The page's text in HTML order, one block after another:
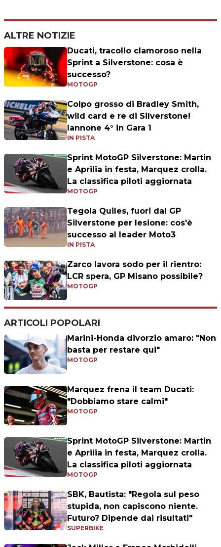
ALTRE NOTIZIE
Ducati, tracollo clamoroso nella
Sprint a Silverstone: cosa è
successo?
MOTOGP
Colpo grosso di Bradley Smith,
wild card e re di Silverstone!
Iannone 4° in Gara 1
IN PISTA
Sprint MotoGP Silverstone: Martin
e Aprilia in festa, Marquez crolla.
La classifica piloti aggiornata
MOTOGP
Tegola Quiles, fuori dal GP
Silverstone per lesione: cos'è
successo al leader Moto3
IN PISTA
Zarco lavora sodo per il rientro:
LCR spera, GP Misano possibile?
MOTOGP
ARTICOLI POPOLARI
Marini-Honda divorzio amaro: "Non
basta per restare qui"
MOTOGP
Marquez frena il team Ducati:
"Dobbiamo stare calmi"
MOTOGP
Sprint MotoGP Silverstone: Martin
e Aprilia in festa, Marquez crolla.
La classifica piloti aggiornata
MOTOGP
SBK, Bautista: "Regola sul peso
stupida, non capiscono niente.
Futuro? Dipende dai risultati"
SUPERBIKE